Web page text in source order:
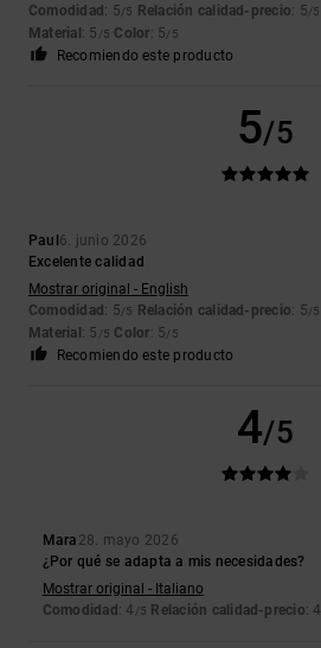
Comodidad: 5/5 Relación calidad-precio: 5/5
Material: 5 /5 Color: 5/5
Recomiendo este producto
5/5
Paul6. junio 2026
Excelente calidad
Mostrar original - English
Comodidad: 5/5 Relación calidad-precio: 5/5
Material: 5 /5 Color: 5/5
Recomiendo este producto
4/5
Mara 28. mayo 2026
¿Por qué se adapta a mis necesidades?
Mostrar original - Italiano
Comodidad: 4 /5 Relación calidad-precio: 4